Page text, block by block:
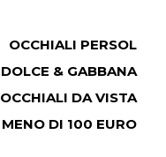
OCCHIALI PERSOL
& GABBANA
OCCHIALI DA VISTA
DI 100 EURO